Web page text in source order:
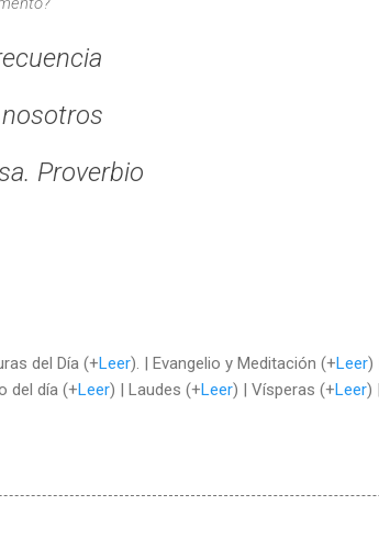
Proverbio
del Día (+Leer). | Evangelio y Meditación (+Leer)
del día (+Leer) | Laudes (+Leer) | Vísperas (+Leer) |